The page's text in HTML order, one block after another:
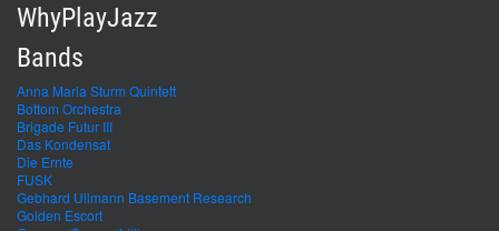
WhyPlayJazz
Bands
Anna Maria Sturm Quintett
Bottom Orchestra
Brigade Futur III
Das Kondensat
Die Ernte
FUSK
Gebhard Ullmann Basement Research
Golden Escort